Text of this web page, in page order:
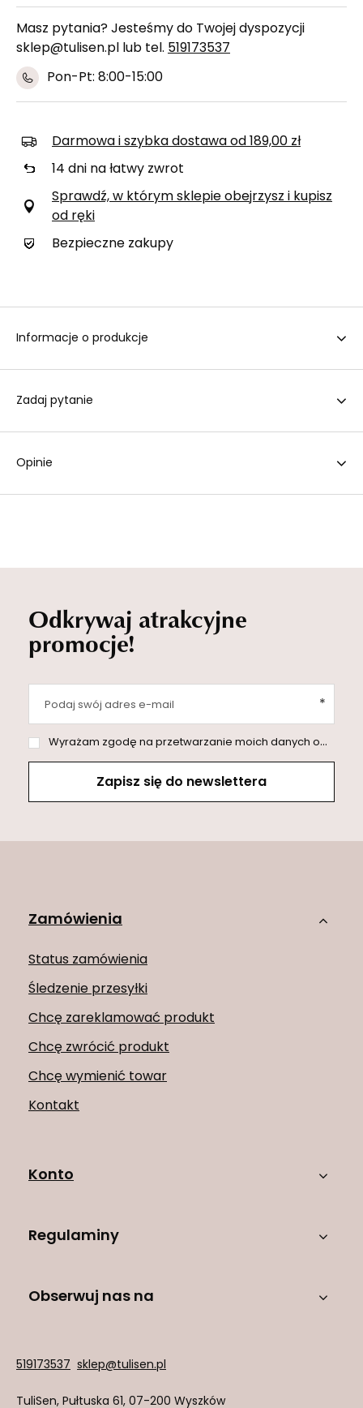
Masz pytania? Jesteśmy do Twojej dyspozycji
sklep@tulisen.pl lub tel. 519173537
Pon-Pt: 8:00-15:00
Darmowa i szybka dostawa od 189,00 zł
14 dni na łatwy zwrot
Sprawdź, w którym sklepie obejrzysz i kupisz
od ręki
Bezpieczne zakupy
Informacje o produkcje
Zadaj pytanie
Opinie
Odkrywaj atrakcyjne
promocje!
Podaj swój adres e-mail
Wyrażam zgodę na przetwarzanie moich danych osobowych (adres e-mail) na potrzeby wysyłki newslettera z informacją handlową (marketing). Więcej w
Zapisz się do newslettera
Zamówienia
Status zamówienia
Śledzenie przesyłki
Chcę zareklamować produkt
Chcę zwrócić produkt
Chcę wymienić towar
Kontakt
Konto
Regulaminy
Obserwuj nas na
519173537 sklep@tulisen.pl
TuliSen, Pułtuska 61, 07-200 Wyszków